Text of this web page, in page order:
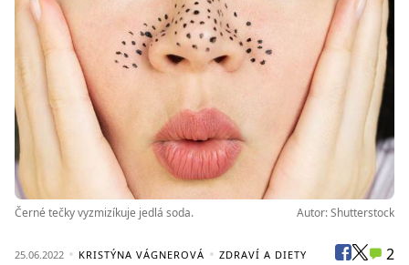
Černé tečky vyzmizíkuje jedlá soda. Autor: Shutterstock
25.06.2022 KRISTÝNA VÁGNEROVÁ ZDRAVÍ A DIETY 2